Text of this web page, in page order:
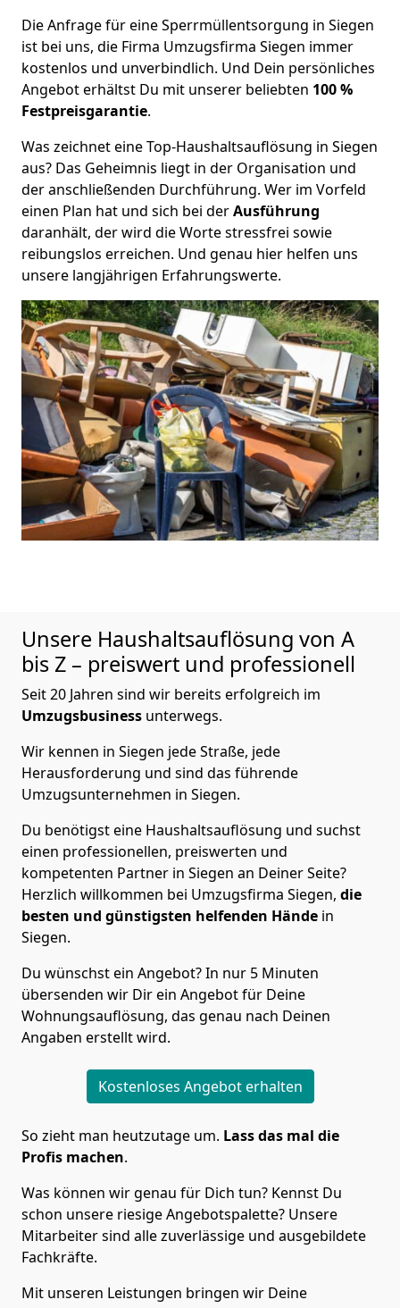
Die Anfrage für eine Sperrmüllentsorgung in Siegen
ist bei uns, die Firma Umzugsfirma Siegen immer
kostenlos und unverbindlich. Und Dein persönliches
Angebot erhältst Du mit unserer beliebten 100 %
Festpreisgarantie.
Was zeichnet eine Top-Haushaltsauflösung in Siegen
aus? Das Geheimnis liegt in der Organisation und
der anschließenden Durchführung. Wer im Vorfeld
einen Plan hat und sich bei derAusführung
daranhält, der wird die Worte stressfrei sowie
reibungslos erreichen. Und genau hier helfen uns
unsere langjährigen Erfahrungswerte.
Unsere Haushaltsauflösung von A
bis Z – preiswert und professionell
Seit 20 Jahren sind wir bereits erfolgreich im
Umzugsbusiness unterwegs.
Wir kennen in Siegen jede Straße, jede
Herausforderung und sind das führende
Umzugsunternehmen in Siegen.
Du benötigst eine Haushaltsauflösung und suchst
einen professionellen, preiswerten und
kompetenten Partner in Siegen an Deiner Seite?
Herzlich willkommen bei Umzugsfirma Siegen, die
besten und günstigsten helfenden Hände in
Siegen.
Du wünschst ein Angebot? In nur 5 Minuten
übersenden wir Dir ein Angebot für Deine
Wohnungsauflösung, das genau nach Deinen
Angaben erstellt wird.
Kostenloses Angebot erhalten
So zieht man heutzutage um. Lass das mal die
Profis machen.
Was können wir genau für Dich tun? Kennst Du
schon unsere riesige Angebotspalette? Unsere
Mitarbeiter sind alle zuverlässige und ausgebildete
Fachkräfte.
Mit unseren Leistungen bringen wir Deine